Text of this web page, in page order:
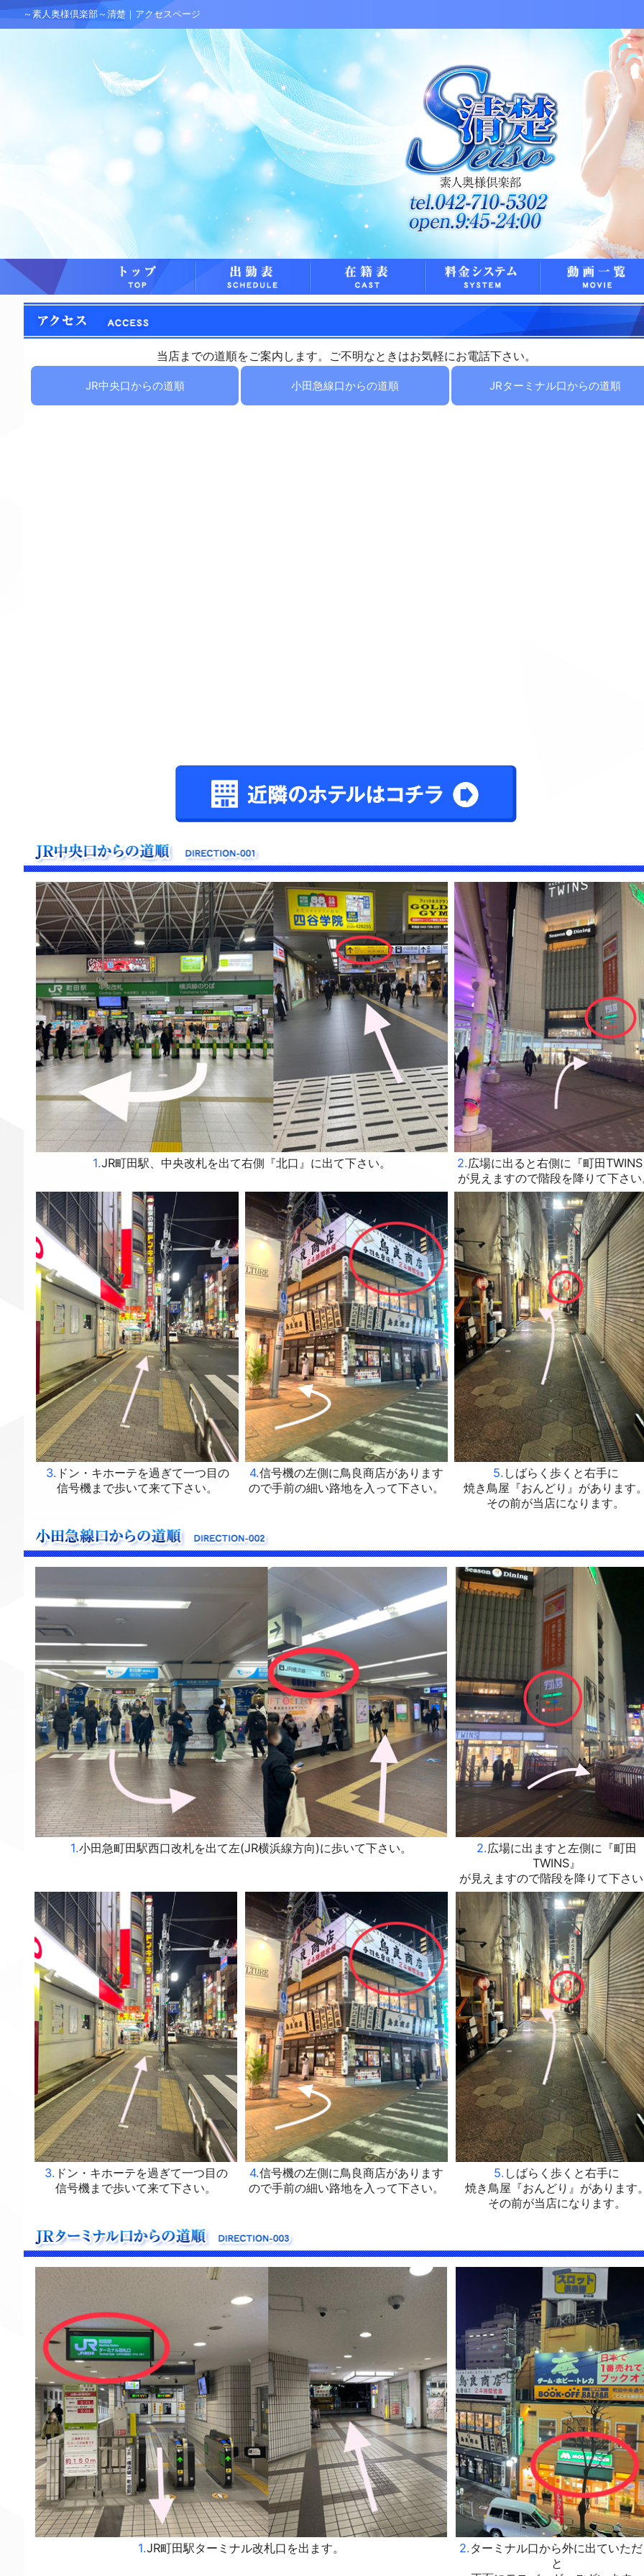
～素人奥様倶楽部～清楚｜アクセスページ
当店までの道順をご案内します。ご不明なときはお気軽にお電話下さい。
JR中央口からの道順 小田急線口からの道順 JRターミナル口からの道順
1.JR町田駅、中央改札を出て右側『北口』に出て下さい。 2.広場に出ると右側に『町田
が見えますので階段を降りて下さ
3. ドン・キホーテを過ぎて一つ目の
信号機まで歩いて来て下さい。
4.信号機の左側に鳥良商店があります
ので手前の細い路地を入って下さい。
5. しばらく歩くと右手に
焼き鳥屋『おんどり』があります
その前が当店になります。
1.小田急町田駅西口改札を出て左(JR横浜線方向)に歩いて下さい。 2.広場に出ますと左側に『町田
TWINS』
が見えますので階段を降りて下さ
3. ドン・キホーテを過ぎて一つ目の
信号機まで歩いて来て下さい。
4.信号機の左側に鳥良商店があります
ので手前の細い路地を入って下さい。
5. しばらく歩くと右手に
焼き鳥屋『おんどり』があります
その前が当店になります。
1.JR町田駅ターミナル改札口を出ます。 2.ターミナル口から外に出ていた
と